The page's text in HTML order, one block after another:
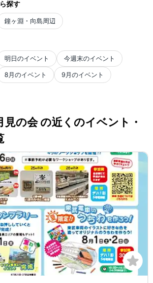
探す
鐘ヶ淵・向島周辺
明日のイベント 今週末のイベント
8月のイベント 9月のイベント
見の会 の近くのイベント・